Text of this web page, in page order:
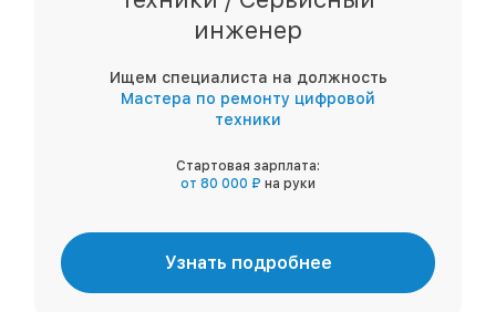
инженер
Ищем специалиста на должность
Мастера по ремонту цифровой
техники
Стартовая зарплата:
от 80 000 ₽ на руки
Узнать подробнее